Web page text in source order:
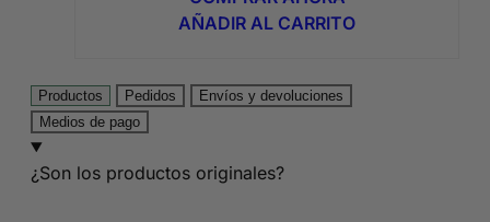
era:
8,95€.
es:
4,74€.
AÑADIR AL CARRITO
Productos Pedidos
Envíos y devoluciones
Medios de pago
¿Son los productos originales?